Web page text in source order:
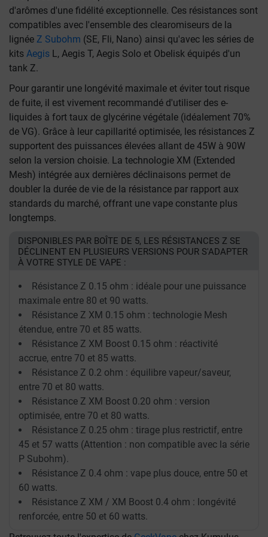
d'arômes d'une fidélité exceptionnelle. Ces résistances sont
compatibles avec l'ensemble des clearomiseurs de la
lignée Z Subohm (SE, Fli, Nano) ainsi qu'avec les séries de
kits Aegis L, Aegis T, Aegis Solo et Obelisk équipés d'un
tank Z.
Pour garantir une longévité maximale et éviter tout risque
de fuite, il est vivement recommandé d'utiliser des e-
liquides à fort taux de glycérine végétale (idéalement 70%
de VG). Grâce à leur capillarité optimisée, les résistances Z
supportent des puissances élevées allant de 45W à 90W
selon la version choisie. La technologie XM (Extended
Mesh) intégrée aux dernières déclinaisons permet de
doubler la durée de vie de la résistance par rapport aux
standards du marché, offrant une vape constante plus
longtemps.
DISPONIBLES PAR BOÎTE DE 5, LES RÉSISTANCES Z SE
DÉCLINENT EN PLUSIEURS VERSIONS POUR S'ADAPTER
À VOTRE STYLE DE VAPE :
Résistance Z 0.15 ohm : idéale pour une puissance
maximale entre 80 et 90 watts.
Résistance Z XM 0.15 ohm : technologie Mesh
étendue, entre 70 et 85 watts.
Résistance Z XM Boost 0.15 ohm : réactivité
accrue, entre 70 et 85 watts.
Résistance Z 0.2 ohm : équilibre vapeur/saveur,
entre 70 et 80 watts.
Résistance Z XM Boost 0.20 ohm : version
optimisée, entre 70 et 80 watts.
Résistance Z 0.25 ohm : tirage plus restrictif, entre
45 et 57 watts (Attention : non compatible avec la série
P Subohm).
Résistance Z 0.4 ohm : vape plus douce, entre 50 et
60 watts.
Résistance Z XM / XM Boost 0.4 ohm : longévité
renforcée, entre 50 et 60 watts.